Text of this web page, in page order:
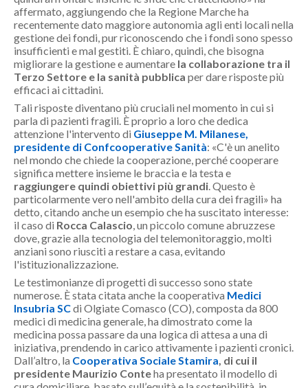
affermato, aggiungendo che la Regione Marche ha
recentemente dato maggiore autonomia agli enti locali nella
gestione dei fondi, pur riconoscendo che i fondi sono spesso
insufficienti e mal gestiti. È chiaro, quindi, che bisogna
migliorare la gestione e aumentare la collaborazione tra il
Terzo Settore e la sanità pubblica per dare risposte più
efficaci ai cittadini.
Tali risposte diventano più cruciali nel momento in cui si
parla di pazienti fragili. È proprio a loro che dedica
attenzione l'intervento di Giuseppe M. Milanese,
presidente di Confcooperative Sanità: «C'è un anelito
nel mondo che chiede la cooperazione, perché cooperare
significa mettere insieme le braccia e la testa e
raggiungere quindi obiettivi più grandi. Questo è
particolarmente vero nell'ambito della cura dei fragili» ha
detto, citando anche un esempio che ha suscitato interesse:
il caso di Rocca Calascio, un piccolo comune abruzzese
dove, grazie alla tecnologia del telemonitoraggio, molti
anziani sono riusciti a restare a casa, evitando
l'istituzionalizzazione.
Le testimonianze di progetti di successo sono state
numerose. È stata citata anche la cooperativa Medici
Insubria SCdi Olgiate Comasco (CO), composta da 800
medici di medicina generale, ha dimostrato come la
medicina possa passare da una logica di attesa a una di
iniziativa, prendendo in carico attivamente i pazienti cronici.
Dall’altro, la Cooperativa Sociale Stamira, di cui il
presidente Maurizio Conteha presentato il modello di